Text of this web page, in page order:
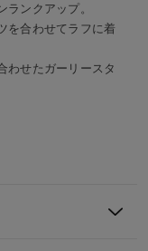
ンクアップ。
を合わせてラフに着
わせたガーリースタ